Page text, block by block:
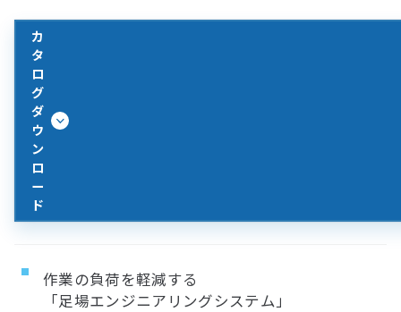
カ
タ
ロ
グ
ダ
ウ
ン
ロ
ー
ド
作業の負荷を軽減する
「足場エンジニアリングシステム」